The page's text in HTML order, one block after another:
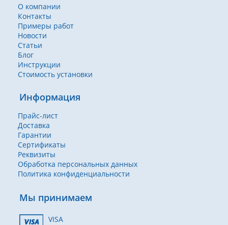
О компании
Контакты
Примеры работ
Новости
Статьи
Блог
Инструкции
Стоимость установки
Информация
Прайс-лист
Доставка
Гарантии
Сертификаты
Реквизиты
Обработка персональных данных
Политика конфиденциальности
Мы принимаем
VISA